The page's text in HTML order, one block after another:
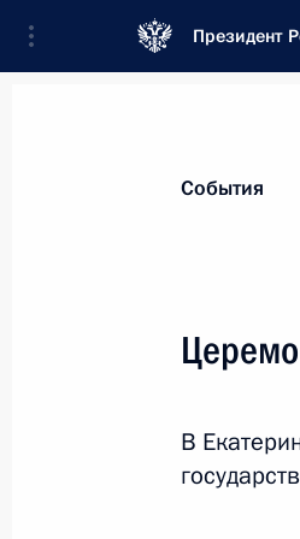
Президент
Лента
События
В